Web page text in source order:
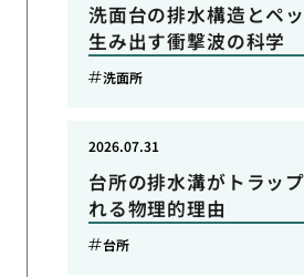
洗面台の排水構造とペ
生み出す衝撃波の科学
洗面所
台所の排水溝がトラッ
れる物理的理由
2026.07.31
台所